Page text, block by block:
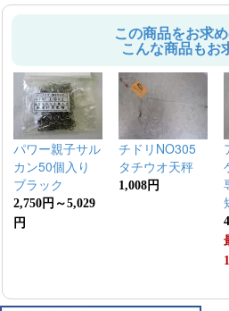
この商品をお求
こんな商品もお
パワー親子サル
カン50個入り
ブラック
2,750円～5,029
円
チドリNO305
タチウオ天秤
1,008円